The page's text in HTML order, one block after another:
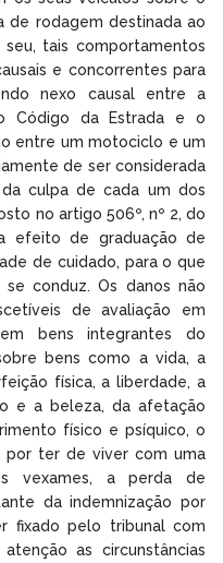
de rodagem destinada ao
tais comportamentos
e concorrentes para
nexo causal entre a
Código da Estrada e o
entre um motociclo e um
de ser considerada
culpa de cada um dos
no artigo 506º, nº 2, do
efeito de graduação de
de cuidado, para o que
conduz. Os danos não
de avaliação em
bens integrantes do
bens como a vida, a
física, a liberdade, a
e a beleza, da afetação
físico e psíquico, o
por ter de viver com uma
vexames, a perda de
da indemnização por
fixado pelo tribunal com
as circunstâncias